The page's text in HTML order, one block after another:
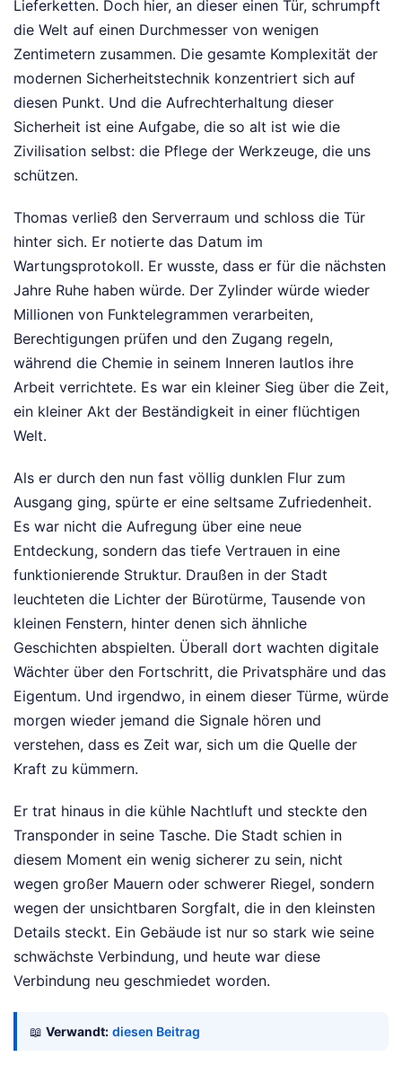
Lieferketten. Doch hier, an dieser einen Tür, schrumpft
die Welt auf einen Durchmesser von wenigen
Zentimetern zusammen. Die gesamte Komplexität der
modernen Sicherheitstechnik konzentriert sich auf
diesen Punkt. Und die Aufrechterhaltung dieser
Sicherheit ist eine Aufgabe, die so alt ist wie die
Zivilisation selbst: die Pflege der Werkzeuge, die uns
schützen.
Thomas verließ den Serverraum und schloss die Tür
hinter sich. Er notierte das Datum im
Wartungsprotokoll. Er wusste, dass er für die nächsten
Jahre Ruhe haben würde. Der Zylinder würde wieder
Millionen von Funktelegrammen verarbeiten,
Berechtigungen prüfen und den Zugang regeln,
während die Chemie in seinem Inneren lautlos ihre
Arbeit verrichtete. Es war ein kleiner Sieg über die Zeit,
ein kleiner Akt der Beständigkeit in einer flüchtigen
Welt.
Als er durch den nun fast völlig dunklen Flur zum
Ausgang ging, spürte er eine seltsame Zufriedenheit.
Es war nicht die Aufregung über eine neue
Entdeckung, sondern das tiefe Vertrauen in eine
funktionierende Struktur. Draußen in der Stadt
leuchteten die Lichter der Bürotürme, Tausende von
kleinen Fenstern, hinter denen sich ähnliche
Geschichten abspielten. Überall dort wachten digitale
Wächter über den Fortschritt, die Privatsphäre und das
Eigentum. Und irgendwo, in einem dieser Türme, würde
morgen wieder jemand die Signale hören und
verstehen, dass es Zeit war, sich um die Quelle der
Kraft zu kümmern.
Er trat hinaus in die kühle Nachtluft und steckte den
Transponder in seine Tasche. Die Stadt schien in
diesem Moment ein wenig sicherer zu sein, nicht
wegen großer Mauern oder schwerer Riegel, sondern
wegen der unsichtbaren Sorgfalt, die in den kleinsten
Details steckt. Ein Gebäude ist nur so stark wie seine
schwächste Verbindung, und heute war diese
Verbindung neu geschmiedet worden.
📖 Verwandt: diesen Beitrag